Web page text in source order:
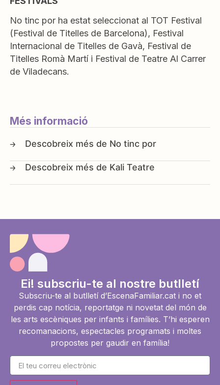
No tinc por ha estat seleccionat al TOT Festival
(Festival de Titelles de Barcelona), Festival
Internacional de Titelles de Gavà, Festival de
Titelles Romà Martí i Festival de Teatre Al Carrer
de Viladecans.
Més informació
No tinc por
Kali Teatre
Ei! subscriu-te al nostre butlletí
Subscriu-te al butlletí d’EscenaFamiliar.cat i no et
perdis cap notícia, reportatge ni novetat del món de
les arts escèniques per infants i famílies. T’hi esperen
recomanacions, espectacles programats i moltes
propostes per gaudir en família!